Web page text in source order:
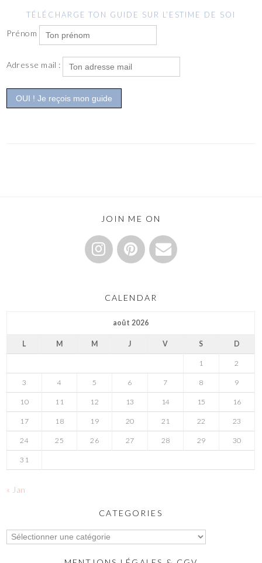
TÉLÉCHARGE TON GUIDE SUR L’ESTIME DE SOI
Prénom
Adresse mail :
JOIN ME ON
CALENDAR
août 2026
L M M J V S D
1 2
3 4 5 6 7 8 9
10 11 12 13 14 15 16
17 18 19 20 21 22 23
24 25 26 27 28 29 30
31
« Jan
CATEGORIES